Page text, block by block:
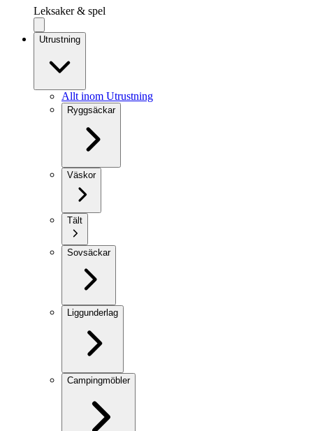
Leksaker & spel
Utrustning
Allt inom Utrustning
Ryggsäckar
Väskor
Tält
Sovsäckar
Liggunderlag
Campingmöbler